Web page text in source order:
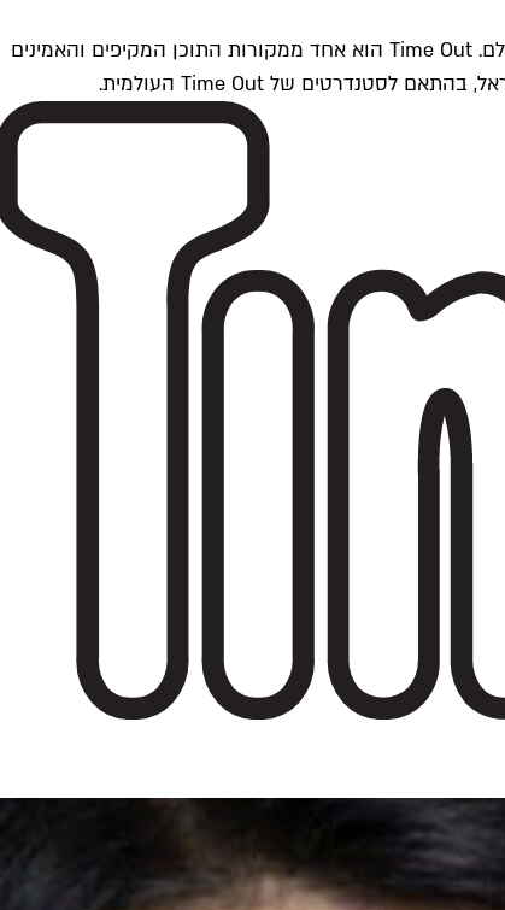
Time Outתל אביב הוא חלק מרשת Time Out Global — רשת מדיה בינלאומית הפועלת ב-360 ערים מרכזיות וב-60 מדינות ברחבי העולם. Time Out הוא אחד ממקורות התוכן המקיפים והאמינים